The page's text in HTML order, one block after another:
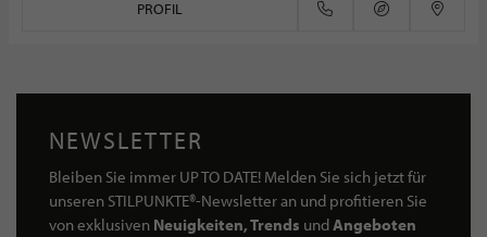
PROFIL
NEWSLETTER
Bleiben Sie immer UP TO DATE! Melden Sie sich jetzt für
unseren STILPUNKTE®-Newsletter an und profitieren Sie
von exklusiven Neuigkeiten, Trends undAngeboten